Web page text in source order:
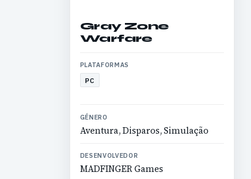
Gray Zone
Warfare
PLATAFORMAS
PC
GÉNERO
Aventura, Disparos, Simulação
DESENVOLVEDOR
MADFINGER Games